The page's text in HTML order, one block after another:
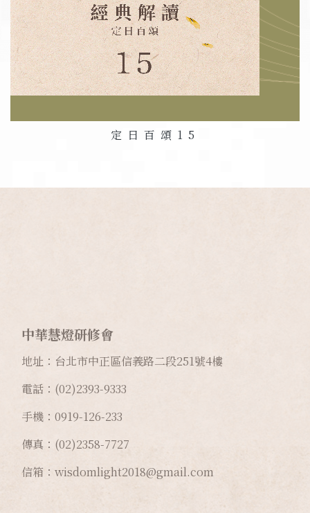
定日百頌 15
中華慧燈研修會
地址：台北市中正區信義路二段251號4樓
電話：(02)2393-9333
手機：0919-126-233
傳真：(02)2358-7727
信箱：wisdomlight2018@gmail.com